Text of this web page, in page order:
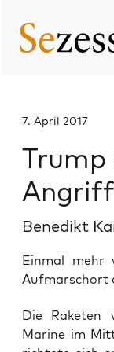
7. April 2017
Benedikt
Einmal mehr
Aufmarschort
Die Rake­ten
Mari­ne im